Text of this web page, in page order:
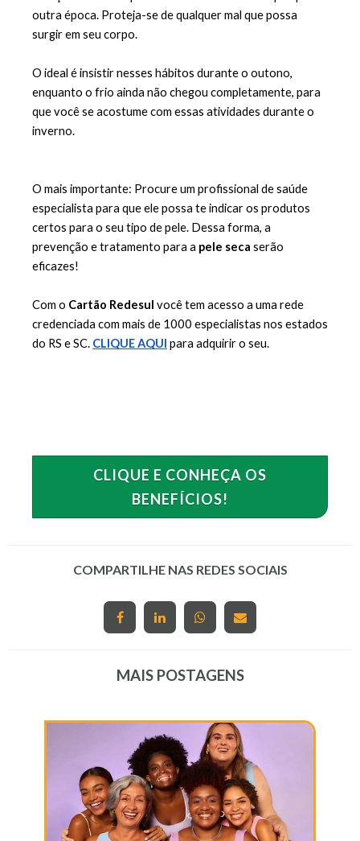
outra época. Proteja-se de qualquer mal que possa
surgir em seu corpo.
O ideal é insistir nesses hábitos durante o outono,
enquanto o frio ainda não chegou completamente, para
que você se acostume com essas atividades durante o
inverno.
O mais importante: Procure um profissional de saúde
especialista para que ele possa te indicar os produtos
certos para o seu tipo de pele. Dessa forma, a
prevenção e tratamento para a pele seca serão
eficazes!
Com o Cartão Redesul você tem acesso a uma rede
credenciada com mais de 1000 especialistas nos estados
do RS e SC. CLIQUE AQUI para adquirir o seu.
CLIQUE E CONHEÇA OS
BENEFÍCIOS!
COMPARTILHE NAS REDES SOCIAIS
MAIS POSTAGENS